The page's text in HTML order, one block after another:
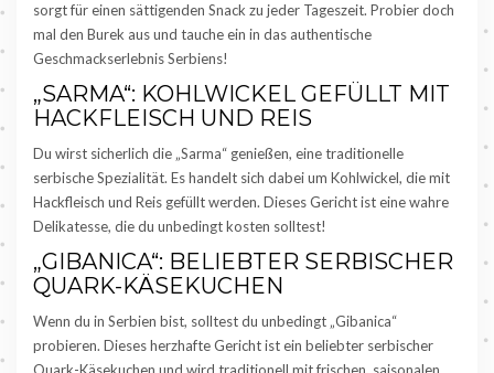
sorgt für einen sättigenden Snack zu jeder Tageszeit. Probier doch
mal den Burek aus und tauche ein in das authentische
Geschmackserlebnis Serbiens!
„SARMA“: KOHLWICKEL GEFÜLLT MIT
HACKFLEISCH UND REIS
Du wirst sicherlich die „Sarma“ genießen, eine traditionelle
serbische Spezialität. Es handelt sich dabei um Kohlwickel, die mit
Hackfleisch und Reis gefüllt werden. Dieses Gericht ist eine wahre
Delikatesse, die du unbedingt kosten solltest!
„GIBANICA“: BELIEBTER SERBISCHER
QUARK-KÄSEKUCHEN
Wenn du in Serbien bist, solltest du unbedingt „Gibanica“
probieren. Dieses herzhafte Gericht ist ein beliebter serbischer